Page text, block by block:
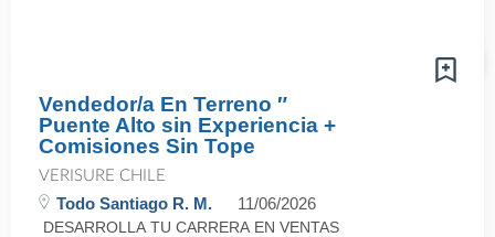
Vendedor/a En Terreno ″
Puente Alto sin Experiencia +
Comisiones Sin Tope
VERISURE CHILE
Todo Santiago R. M. 11/06/2026
DESARROLLA TU CARRERA EN VENTAS